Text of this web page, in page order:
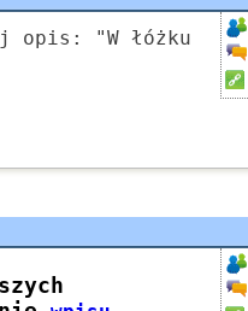
komentarz
opis: "W łóżku